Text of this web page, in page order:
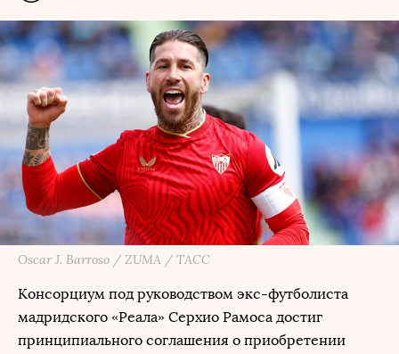
Oscar J. Barroso / ZUMA / ТАСС
Консорциум под руководством экс-футболиста
мадридского «Реала» Серхио Рамоса достиг
принципиального соглашения о приобретении